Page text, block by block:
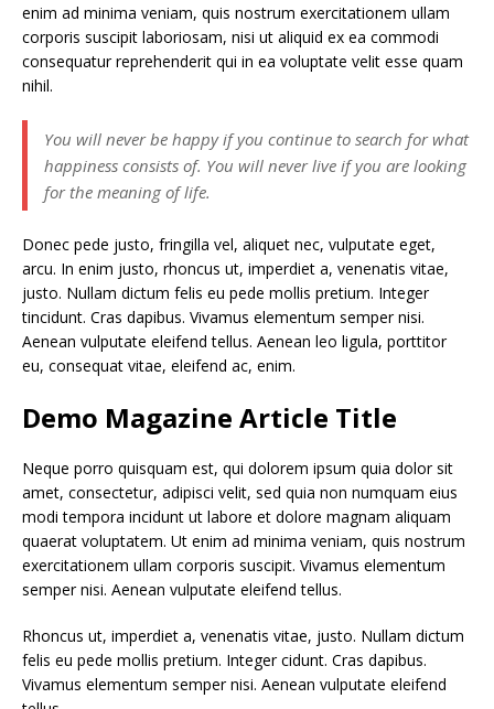
enim ad minima veniam, quis nostrum exercitationem ullam
corporis suscipit laboriosam, nisi ut aliquid ex ea commodi
consequatur reprehenderit qui in ea voluptate velit esse quam
nihil.
You will never be happy if you continue to search for what
happiness consists of. You will never live if you are looking
for the meaning of life.
Donec pede justo, fringilla vel, aliquet nec, vulputate eget,
arcu. In enim justo, rhoncus ut, imperdiet a, venenatis vitae,
justo. Nullam dictum felis eu pede mollis pretium. Integer
tincidunt. Cras dapibus. Vivamus elementum semper nisi.
Aenean vulputate eleifend tellus. Aenean leo ligula, porttitor
eu, consequat vitae, eleifend ac, enim.
Demo Magazine Article Title
Neque porro quisquam est, qui dolorem ipsum quia dolor sit
amet, consectetur, adipisci velit, sed quia non numquam eius
modi tempora incidunt ut labore et dolore magnam aliquam
quaerat voluptatem. Ut enim ad minima veniam, quis nostrum
exercitationem ullam corporis suscipit. Vivamus elementum
semper nisi. Aenean vulputate eleifend tellus.
Rhoncus ut, imperdiet a, venenatis vitae, justo. Nullam dictum
felis eu pede mollis pretium. Integer cidunt. Cras dapibus.
Vivamus elementum semper nisi. Aenean vulputate eleifend